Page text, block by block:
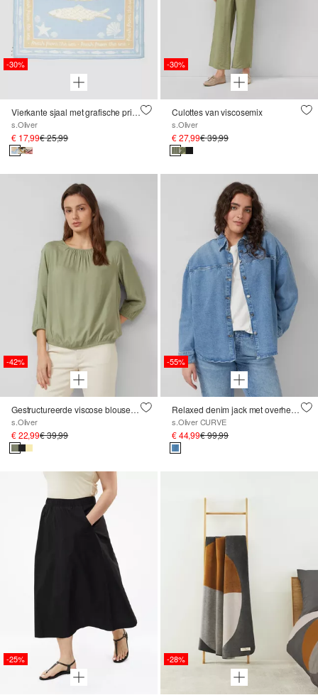
-30%
Vierkante sjaal met grafische print en sierrand
s.Oliver
€ 17,99€ 25,99
-30%
Culottes van viscosemix
s.Oliver
€ 27,99€ 39,99
-42%
Gestructureerde viscose blouse met gerimpelde details
s.Oliver
€ 22,99€ 39,99
-55%
Relaxed denim jack met overhemdkraag
s.Oliver CURVE
€ 44,99€ 99,99
-25% -28%